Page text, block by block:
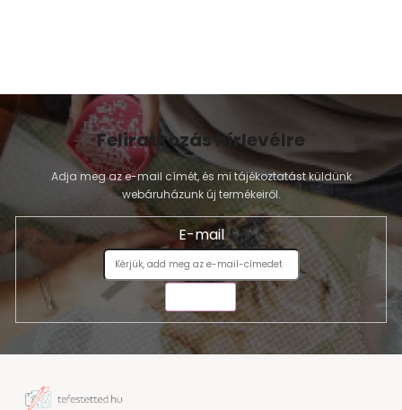
Feliratkozás hírlevélre
Adja meg az e-mail címét, és mi tájékoztatást küldünk
webáruházunk új termékeiről.
E-mail